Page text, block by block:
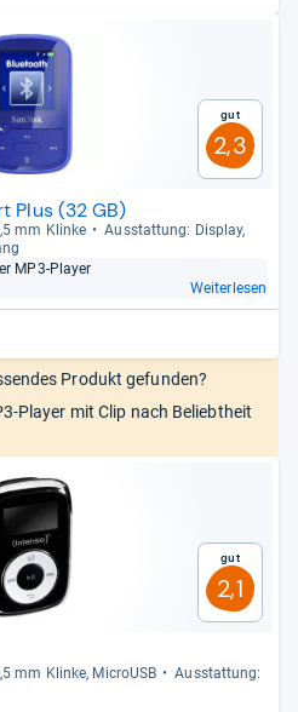
Gut
2,3
Plus (32 GB)
mm Klinke
Aus­stat­tung: Dis­play,
MP3-​Player
Weiterlesen
Produkt gefunden?
Player mit Clip nach Beliebtheit
Gut
2,1
mm Klinke, MicroUSB
Aus­stat­tung: